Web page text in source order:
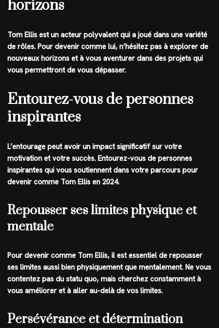
horizons
Tom Ellis est un acteur polyvalent qui a joué dans une variété
de rôles. Pour devenir comme lui, n’hésitez pas à explorer de
nouveaux horizons et à vous aventurer dans des projets qui
vous permettront de vous dépasser.
Entourez-vous de personnes
inspirantes
L’entourage peut avoir un impact significatif sur votre
motivation et votre succès. Entourez-vous de personnes
inspirantes qui vous soutiennent dans votre parcours pour
devenir comme Tom Ellis en 2024.
Repousser ses limites physique et
mentale
Pour devenir comme Tom Ellis, il est essentiel de repousser
ses limites aussi bien physiquement que mentalement. Ne vous
contentez pas du statu quo, mais cherchez constamment à
vous améliorer et à aller au-delà de vos limites.
Persévérance et détermination